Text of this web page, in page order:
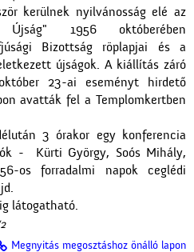
kerülnek nyilvánosság elé az
Újság" 1956 októberében
Bizottság röplapjai és a
újságok. A kiállítás záró
23-ai eseményt hirdető
avatták fel a Templomkertben
3 órakor egy konferencia
- Kürti György, Soós Mihály,
os forradalmi napok ceglédi
látogatható.
Megnyitás megosztáshoz önálló lapon